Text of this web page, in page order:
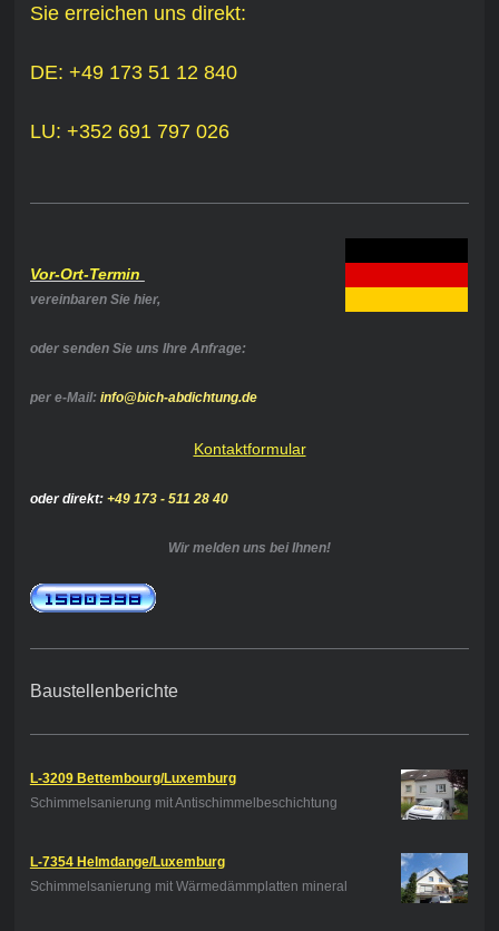
Sie erreichen uns direkt:
DE: +49 173 51 12 840
LU: +352 691 797 026
Vor-Ort-Termin
vereinbaren Sie hier,
oder senden Sie uns Ihre Anfrage:
per e-Mail: info@bich-abdichtung.de
Kontaktformular
oder direkt: +49 173 - 511 28 40
Wir melden uns bei Ihnen!
Baustellenberichte
L-3209 Bettembourg/Luxemburg
Schimmelsanierung mit Antischimmelbeschichtung
L-7354 Helmdange/Luxemburg
Schimmelsanierung mit Wärmedämmplatten mineral